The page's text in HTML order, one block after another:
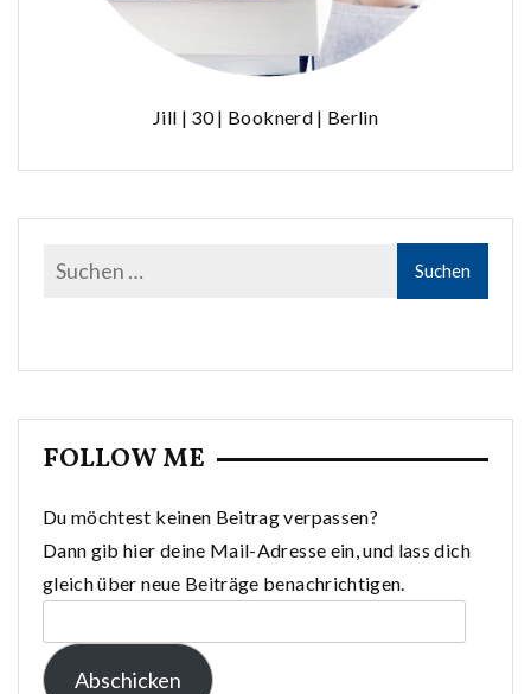
Jill | 30 | Booknerd | Berlin
FOLLOW ME
Du möchtest keinen Beitrag verpassen?
Dann gib hier deine Mail-Adresse ein, und lass dich
gleich über neue Beiträge benachrichtigen.
Mail-
Adresse:
Abschicken